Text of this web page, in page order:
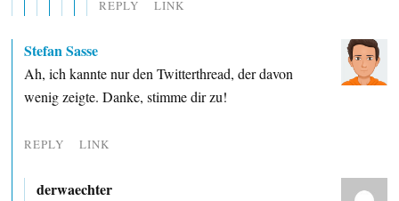
REPLY LINK
Stefan Sasse
Ah, ich kannte nur den Twitterthread, der davon
wenig zeigte. Danke, stimme dir zu!
REPLY LINK
derwaechter